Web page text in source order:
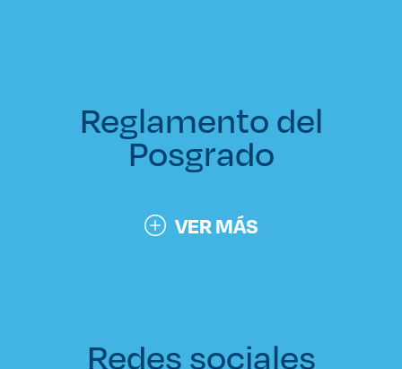
Reglamento del
Posgrado
VER MÁS
Redes sociales